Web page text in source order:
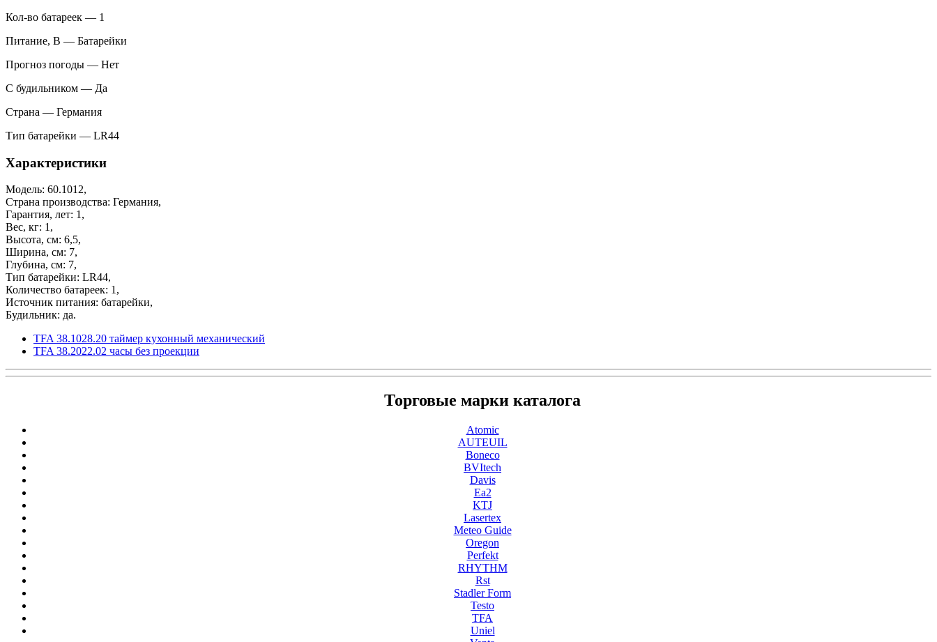
Кол-во батареек — 1
Питание, В — Батарейки
Прогноз погоды — Нет
С будильником — Да
Страна — Германия
Тип батарейки — LR44
Характеристики
Модель: 60.1012,
Страна производства: Германия,
Гарантия, лет: 1,
Вес, кг: 1,
Высота, см: 6,5,
Ширина, см: 7,
Глубина, см: 7,
Тип батарейки: LR44,
Количество батареек: 1,
Источник питания: батарейки,
Будильник: да.
TFA 38.1028.20 таймер кухонный механический
TFA 38.2022.02 часы без проекции
Торговые марки каталога
Atomic
AUTEUIL
Boneco
BVItech
Davis
Ea2
KTJ
Lasertex
Meteo Guide
Oregon
Perfekt
RHYTHM
Rst
Stadler Form
Testo
TFA
Uniel